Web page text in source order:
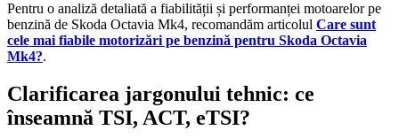
Pentru o analiză detaliată a fiabilității și performanței motoarelor pe
benzină de Skoda Octavia Mk4, recomandăm articolul Care sunt
cele mai fiabile motorizări pe benzină pentru Skoda Octavia
Mk4?.
Clarificarea jargonului tehnic: ce
înseamnă TSI, ACT, eTSI?